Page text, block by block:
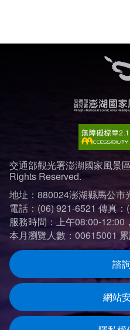
交通部觀光署澎湖國家風景
Rights Reserved.
地址：880024澎湖縣馬公市
電話：(06) 921-6521 傳真：
服務時間：上午08:00-12:00
本月瀏覽人數：00615001
諮
網站